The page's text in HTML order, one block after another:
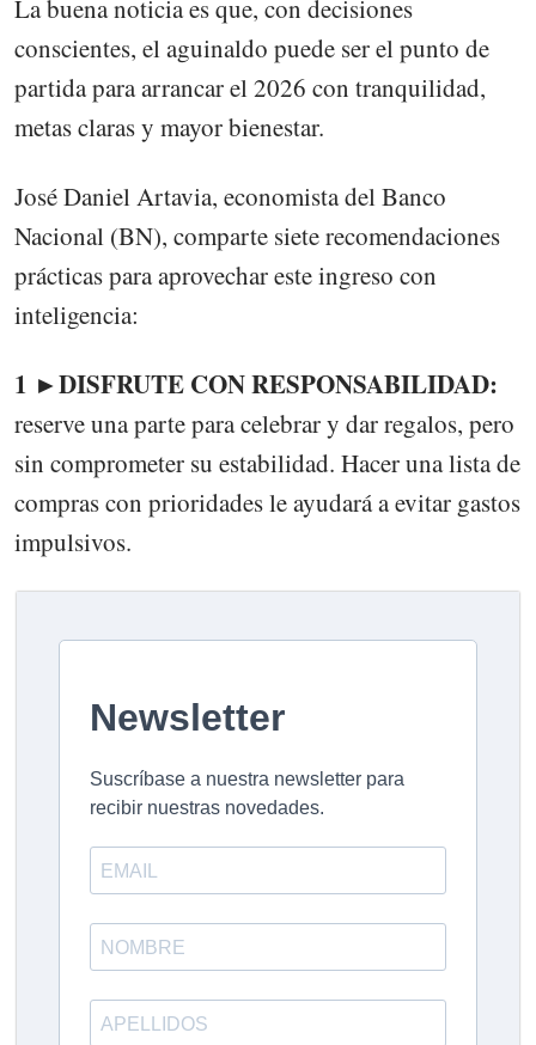
La buena noticia es que, con decisiones
conscientes, el aguinaldo puede ser el punto de
partida para arrancar el 2026 con tranquilidad,
metas claras y mayor bienestar.
José Daniel Artavia, economista del Banco
Nacional (BN), comparte siete recomendaciones
prácticas para aprovechar este ingreso con
inteligencia:
1 ►DISFRUTE CON RESPONSABILIDAD:
reserve una parte para celebrar y dar regalos, pero
sin comprometer su estabilidad. Hacer una lista de
compras con prioridades le ayudará a evitar gastos
impulsivos.